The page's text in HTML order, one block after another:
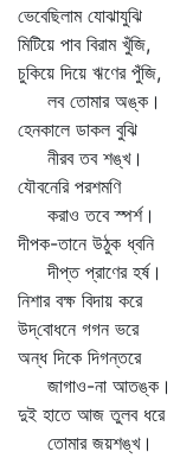
ভেবেছিলাম যোঝাযুঝি
মিটিয়ে পাব বিরাম খুঁজি,
চুকিয়ে দিয়ে ঋণের পুঁজি,
লব তোমার অঙ্ক।
হেনকালে ডাকল বুঝি
নীরব তব শঙ্খ।
যৌবনেরি পরশমণি
করাও তবে স্পর্শ।
দীপক-তানে উঠুক ধ্বনি
দীপ্ত প্রাণের হর্ষ।
নিশার বক্ষ বিদায় করে
উদ্‌বোধনে গগন ভরে
অন্ধ দিকে দিগন্তরে
জাগাও-না আতঙ্ক।
দুই হাতে আজ তুলব ধরে
তোমার জয়শঙ্খ।